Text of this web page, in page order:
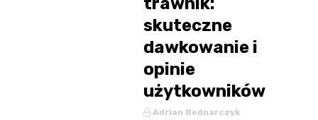
skuteczne
dawkowanie i
opinie
użytkowników
Adrian Bednarczyk